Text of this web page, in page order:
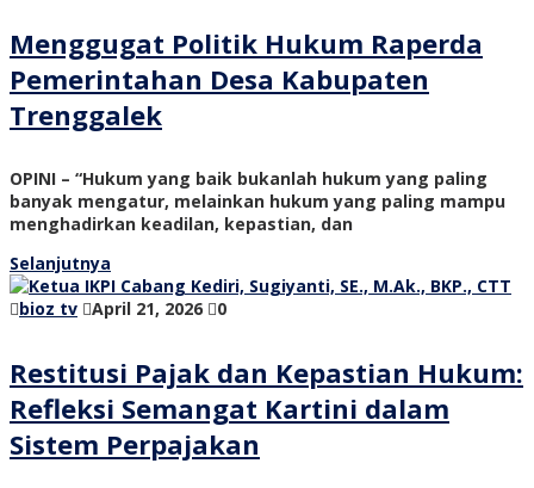
Menggugat Politik Hukum Raperda
Pemerintahan Desa Kabupaten
Trenggalek
OPINI – “Hukum yang baik bukanlah hukum yang paling
banyak mengatur, melainkan hukum yang paling mampu
menghadirkan keadilan, kepastian, dan
Selanjutnya
bioz tv
April 21, 2026 0
Restitusi Pajak dan Kepastian Hukum:
Refleksi Semangat Kartini dalam
Sistem Perpajakan